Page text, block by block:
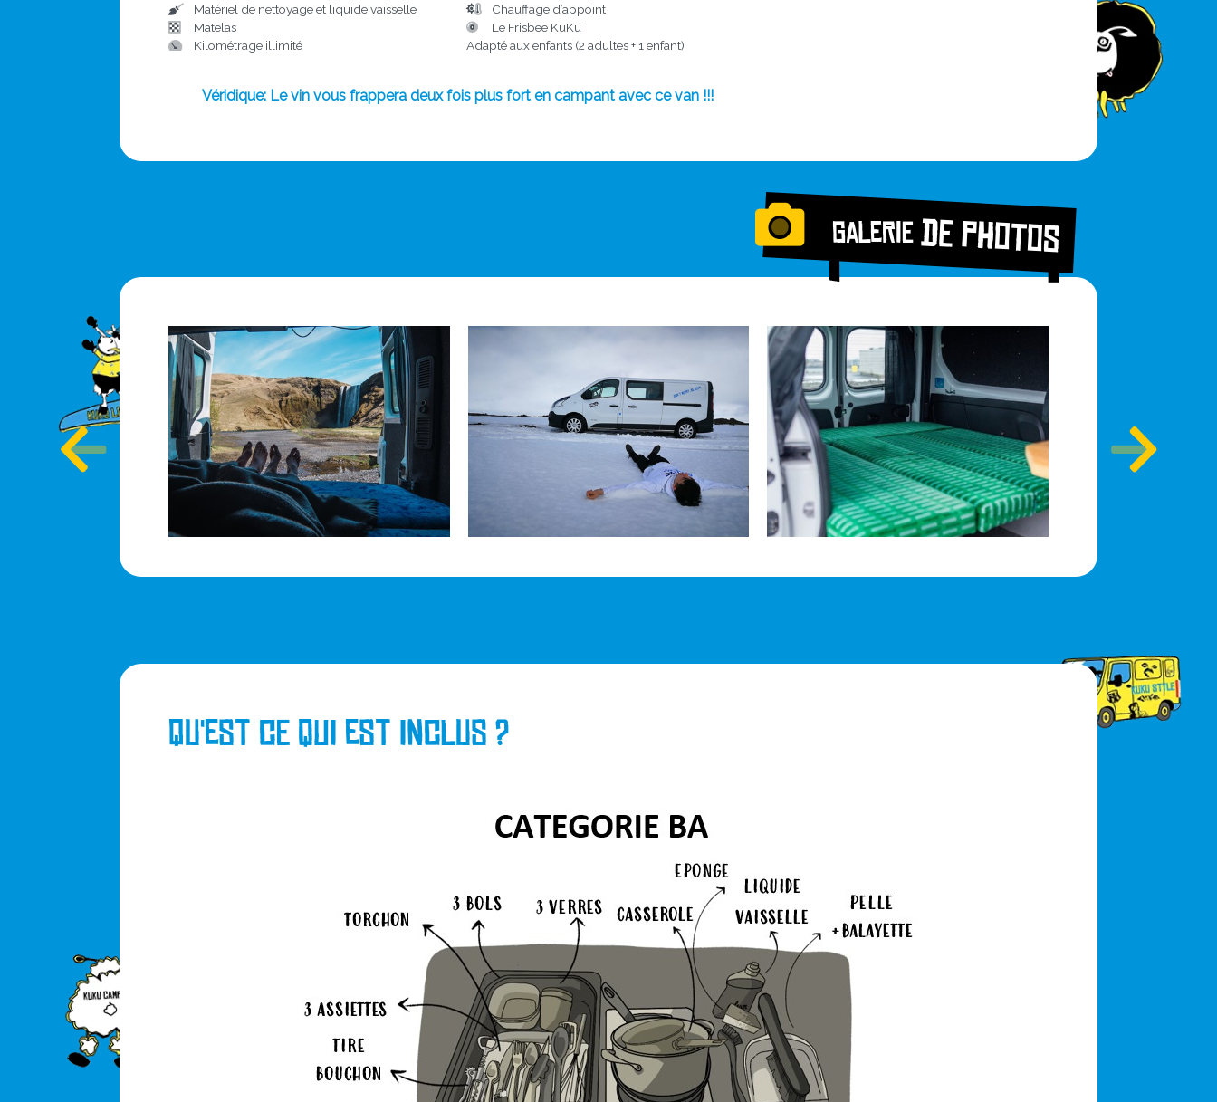
Matériel de nettoyage et liquide vaisselle
Matelas
Kilométrage illimité
Chauffage d’appoint
Le Frisbee KuKu
Adapté aux enfants (2 adultes + 1 enfant)
Véridique: Le vin vous frappera deux fois plus fort en campant avec ce van !!!
Galerie de photos
Qu'est ce qui est inclus ?